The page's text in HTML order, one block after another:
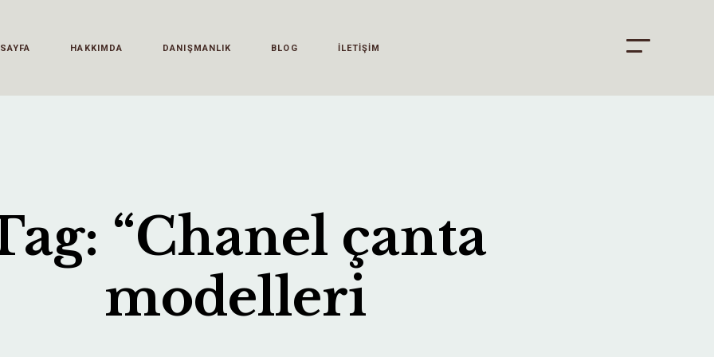
HAKKIMDA DANIŞMANLIK BLOG İLETİŞİM
“Chanel çanta
modelleri